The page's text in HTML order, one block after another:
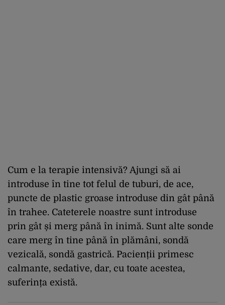
Cum e la terapie intensivă? Ajungi să ai
introduse în tine tot felul de tuburi, de ace,
puncte de plastic groase introduse din gât până
în trahee. Cateterele noastre sunt introduse
prin gât și merg până în inimă. Sunt alte sonde
care merg în tine până în plămâni, sondă
vezicală, sondă gastrică. Pacienții primesc
calmante, sedative, dar, cu toate acestea,
suferința există.